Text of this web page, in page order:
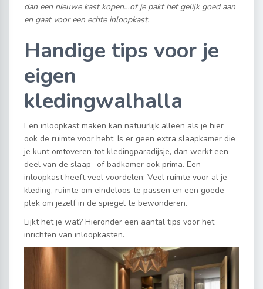
dan een nieuwe kast kopen…of je pakt het gelijk goed aan
en gaat voor een echte inloopkast.
Handige tips voor je
eigen
kledingwalhalla
Een inloopkast maken kan natuurlijk alleen als je hier
ook de ruimte voor hebt. Is er geen extra slaapkamer die
je kunt omtoveren tot kledingparadijsje, dan werkt een
deel van de slaap- of badkamer ook prima. Een
inloopkast heeft veel voordelen: Veel ruimte voor al je
kleding, ruimte om eindeloos te passen en een goede
plek om jezelf in de spiegel te bewonderen.
Lijkt het je wat? Hieronder een aantal tips voor het
inrichten van inloopkasten.